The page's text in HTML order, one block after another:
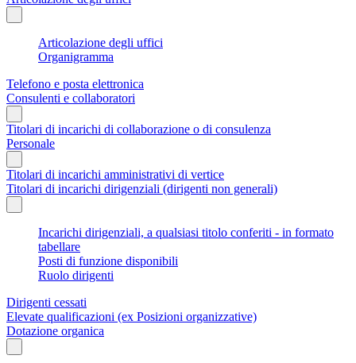
Articolazione degli uffici
Organigramma
Telefono e posta elettronica
Consulenti e collaboratori
Titolari di incarichi di collaborazione o di consulenza
Personale
Titolari di incarichi amministrativi di vertice
Titolari di incarichi dirigenziali (dirigenti non generali)
Incarichi dirigenziali, a qualsiasi titolo conferiti - in formato
tabellare
Posti di funzione disponibili
Ruolo dirigenti
Dirigenti cessati
Elevate qualificazioni (ex Posizioni organizzative)
Dotazione organica